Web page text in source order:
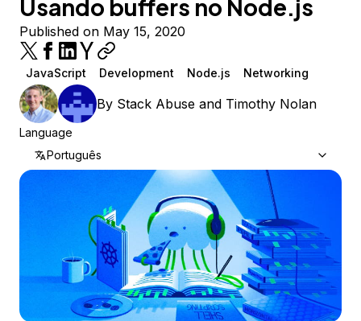
Usando buffers no Node.js
Published on May 15, 2020
JavaScript Development Node.js Networking
By Stack Abuse and Timothy Nolan
Language
Português